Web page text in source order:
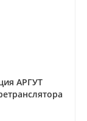
АРГУТ